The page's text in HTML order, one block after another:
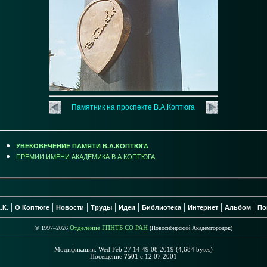
Памятник на проспекте В.А.Коптюга
УВЕКОВЕЧЕНИЕ ПАМЯТИ В.А.КОПТЮГА
ПРЕМИИ ИМЕНИ АКАДЕМИКА В.А.КОПТЮГА
| О Коптюге | Новости | Труды | Идеи | Библиотека | Интернет | Альбом |
© 1997–2026 Отделение ГПНТБ СО РАН (Новосибирский Академгородок)
Модификация: Wed Feb 27 14:49:08 2019 (4,684 bytes)
Посещение 7501 с 12.07.2001